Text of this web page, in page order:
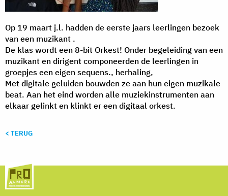
Op 19 maart j.l. hadden de eerste jaars leerlingen bezoek
van een muzikant .
De klas wordt een 8-bit Orkest! Onder begeleiding van een
muzikant en dirigent componeerden de leerlingen in
groepjes een eigen sequens., herhaling,
Met digitale geluiden bouwden ze aan hun eigen muzikale
beat. Aan het eind worden alle muziekinstrumenten aan
elkaar gelinkt en klinkt er een digitaal orkest.
< TERUG